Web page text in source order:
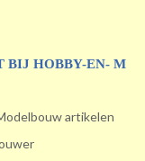
BIJ HOBBY-EN- M
artikelen